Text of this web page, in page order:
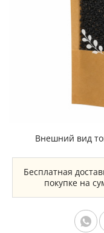
Внешний вид
Бесплатная
покупке на